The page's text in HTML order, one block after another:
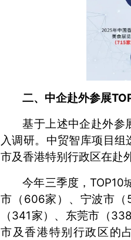
二、中企赴外参展
基于上述中企赴外参
入调研。中贸智库项目
市及香港特别行政区在赴
今年三季度，TOP10
市（606家）、宁波市
（341家）、东莞市（
市及香港特别行政区的